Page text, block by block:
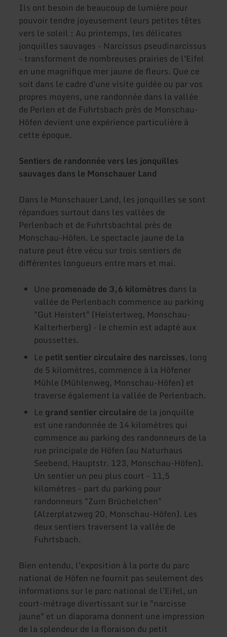
Ils ont besoin de beaucoup de lumière pour
pouvoir tendre joyeusement leurs petites têtes
vers le soleil : Au printemps, les délicates
jonquilles sauvages - Narcissus pseudinarcissus
- transforment de nombreuses prairies de l'Eifel
en une magnifique mer jaune de fleurs. Que ce
soit dans le cadre d'une visite guidée ou par vos
propres moyens, une randonnée dans la vallée
de Perlen et de Fuhrtsbach près de Monschau-
Höfen devient une expérience particulière à
cette époque.
Sentiers de randonnée vers les jonquilles
sauvages dans le Monschauer Land
Dans le Monschauer Land, les jonquilles se sont
répandues surtout dans les vallées de
Perlenbach et de Fuhrtsbachtal près de
Monschau-Höfen. Le spectacle jaune de la
nature peut être vécu sur trois sentiers de
différentes longueurs entre mars et mai.
Une promenade de 3,6 kilomètres dans la
vallée de Perlenbach commence au parking
"Gut Heistert" (Heistertweg, Monschau-
Kalterherberg) - le chemin est adapté aux
poussettes.
Le petit sentier circulaire des narcisses, long
de 5 kilomètres, commence à la Höfener
Mühle (Mühlenweg, Monschau-Höfen) et
traverse également la vallée de Perlenbach.
Le grand sentier circulaire de la jonquille
est une randonnée de 14 kilomètres qui
commence au parking des randonneurs de la
rue principale de Höfen (au Naturhaus
Seebend, Hauptstr. 123, Monschau-Höfen).
Un sentier un peu plus court - 11,5
kilomètres - part du parking pour
randonneurs "Zum Brüchelchen"
(Alzerplatzweg 20, Monschau-Höfen). Les
deux sentiers traversent la vallée de
Fuhrtsbach.
Bien entendu, l'exposition à la porte du parc
national de Höfen ne fournit pas seulement des
informations sur le parc national de l'Eifel, un
court-métrage divertissant sur le "narcisse
jaune" et un diaporama donnent une impression
de la splendeur de la floraison du petit